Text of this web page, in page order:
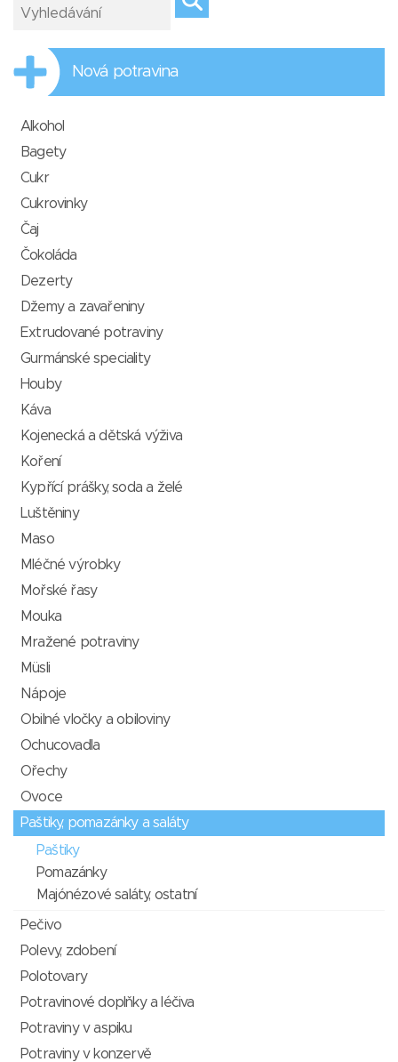
Nová potravina
Alkohol
Bagety
Cukr
Cukrovinky
Čaj
Čokoláda
Dezerty
Džemy a zavařeniny
Extrudované potraviny
Gurmánské speciality
Houby
Káva
Kojenecká a dětská výživa
Koření
Kypřící prášky, soda a želé
Luštěniny
Maso
Mléčné výrobky
Mořské řasy
Mouka
Mražené potraviny
Müsli
Nápoje
Obilné vločky a obiloviny
Ochucovadla
Ořechy
Ovoce
Paštiky, pomazánky a saláty
Paštiky
Pomazánky
Majónézové saláty, ostatní
Pečivo
Polevy, zdobení
Polotovary
Potravinové doplňky a léčiva
Potraviny v aspiku
Potraviny v konzervě